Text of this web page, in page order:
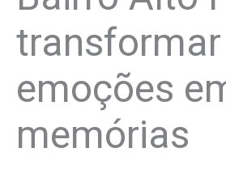
transformar
emoções
memórias